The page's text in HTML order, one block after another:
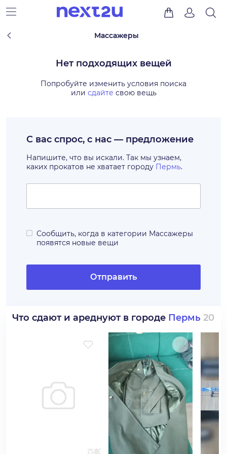
Массажеры
Нет подходящих вещей
Попробуйте изменить условия поиска
или сдайте свою вещь
С вас спрос, с нас — предложение
Напишите, что вы искали. Так мы узнаем,
каких прокатов не хватает городу Пермь.
Сообщить, когда в категории Массажеры
появятся новые вещи
Отправить
Что сдают и ареднуют в городе Пермь 20